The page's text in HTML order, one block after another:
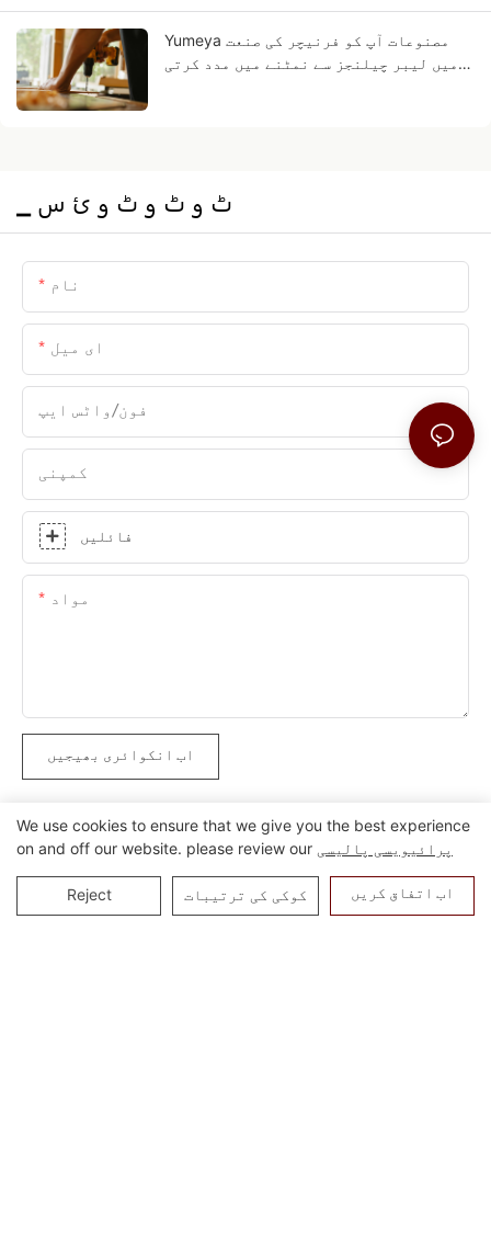
Yumeya مصنوعات آپ کو فرنیچر کی صنعت
میں لیبر چیلنجز سے نمٹنے میں مدد کرتی
▁ ٹ و ٹ و ٹ و ئ س
نام
ای میل
فون/واٹس ایپ
کمپنی
فائلیں
مواد
اب انکوائری بھیجیں
We use cookies to ensure that we give you the best experience
on and off our website. please review our پرائیویسی پالیسی
Reject کوکی کی ترتیبات اب اتفاق کریں